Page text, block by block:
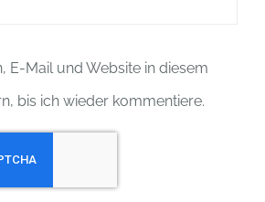
E-Mail und Website in diesem
bis ich wieder kommentiere.